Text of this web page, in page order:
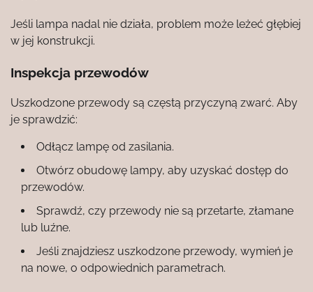
Jeśli lampa nadal nie działa, problem może leżeć głębiej
w jej konstrukcji.
Inspekcja przewodów
Uszkodzone przewody są częstą przyczyną zwarć. Aby
je sprawdzić:
Odłącz lampę od zasilania.
Otwórz obudowę lampy, aby uzyskać dostęp do
przewodów.
Sprawdź, czy przewody nie są przetarte, złamane
lub luźne.
Jeśli znajdziesz uszkodzone przewody, wymień je
na nowe, o odpowiednich parametrach.